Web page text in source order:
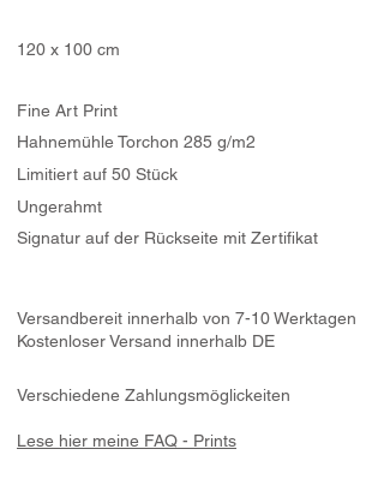
120 x 100 cm
Fine Art Print
Hahnemühle Torchon 285 g/m2
Limitiert auf 50 Stück
Ungerahmt
Signatur auf der Rückseite mit Zertifikat
Versandbereit innerhalb von 7-10 Werktagen
Kostenloser Versand innerhalb DE
Verschiedene Zahlungsmöglickeiten
Lese hier meine FAQ - Prints